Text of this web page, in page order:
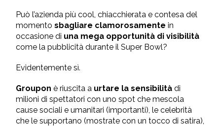
Può l’azienda più cool, chiacchierata e contesa del
momentosbagliare clamorosamente in
occasione di una mega opportunità di visibilità
come la pubblicità durante il Super Bowl?
Evidentemente sì.
Groupon è riuscita a urtare la sensibilità di
milioni di spettatori con uno spot che mescola
cause sociali e umanitari (importanti), le celebrità
che le supportano (mostrate con un tocco di satira),